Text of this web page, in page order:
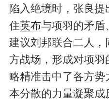
陷入绝境时，张良提
住英布与项羽的矛盾
建议刘邦联合二人，
方战场，形成对项
略精准击中了各方
本分散的力量凝聚